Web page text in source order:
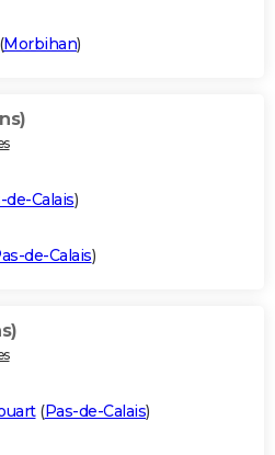
Morbihan)
de-Calais)
de-Calais)
(Pas-de-Calais)